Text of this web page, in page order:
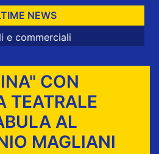
NEWS
CON
TEATRALE
AL
MAGLIANI